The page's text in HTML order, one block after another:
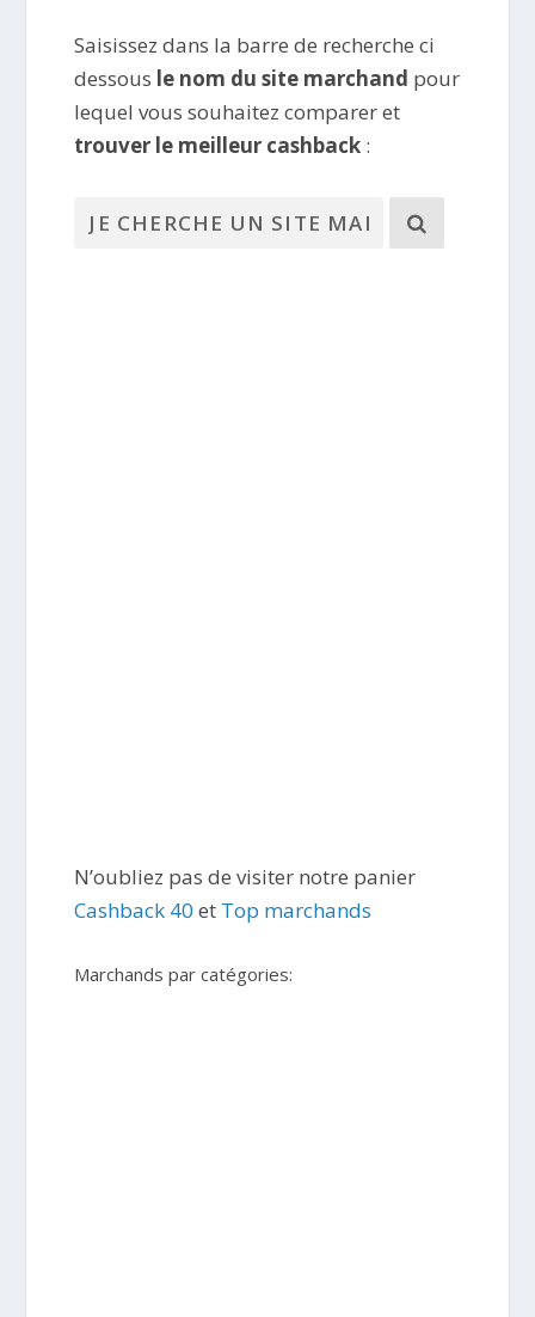
Saisissez dans la barre de recherche ci
dessous le nom du site marchand pour
lequel vous souhaitez comparer et
trouver le meilleur cashback :
N’oubliez pas de visiter notre panier
Cashback 40 et Top marchands
Marchands par catégories: